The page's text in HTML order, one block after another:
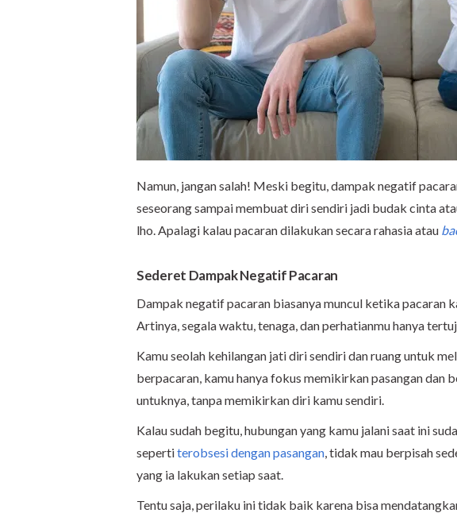
Namun, jangan salah! Meski begitu, dampak negatif
seseorang sampai membuat diri sendiri jadi budak cinta
lho. Apalagi kalau pacaran dilakukan secara rahasia atau
Sederet Dampak Negatif Pacaran
Dampak negatif pacaran biasanya muncul ketika pacaran
Artinya, segala waktu, tenaga, dan perhatianmu hanya
Kamu seolah kehilangan jati diri sendiri dan ruang untuk
berpacaran, kamu hanya fokus memikirkan pasangan dan
untuknya, tanpa memikirkan diri kamu sendiri.
Kalau sudah begitu, hubungan yang kamu jalani saat ini
sepertiterobsesi dengan pasangan, tidak mau berpisah
yang ia lakukan setiap saat.
Tentu saja, perilaku ini tidak baik karena bisa